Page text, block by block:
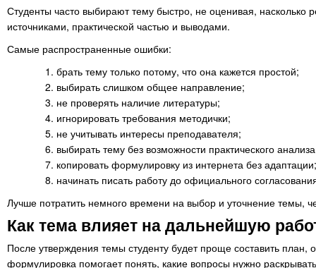
Студенты часто выбирают тему быстро, не оценивая, насколько
источниками, практической частью и выводами.
Самые распространенные ошибки:
брать тему только потому, что она кажется простой;
выбирать слишком общее направление;
не проверять наличие литературы;
игнорировать требования методички;
не учитывать интересы преподавателя;
выбирать тему без возможности практического
копировать формулировку из интернета без адаптации;
начинать писать работу до официального
Лучше потратить немного времени на выбор и уточнение темы,
Как тема влияет на дальнейшую
После утверждения темы студенту будет проще составить
формулировка помогает понять, какие вопросы нужно